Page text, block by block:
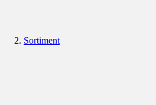
Sortiment